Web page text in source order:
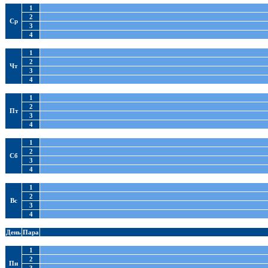
Ср
1
2
3
4
Чт
1
2
3
4
Пт
1
2
3
4
Сб
1
2
3
4
Вс
1
2
3
4
День Пара
Пн
1
2